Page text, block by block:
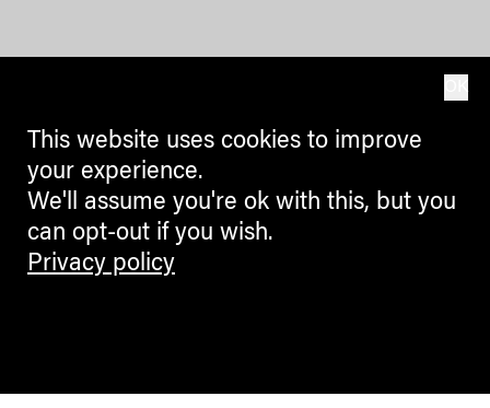
This website uses cookies to improve
your experience.
We'll assume you're ok with this, but you
can opt-out if you wish.
Privacy policy